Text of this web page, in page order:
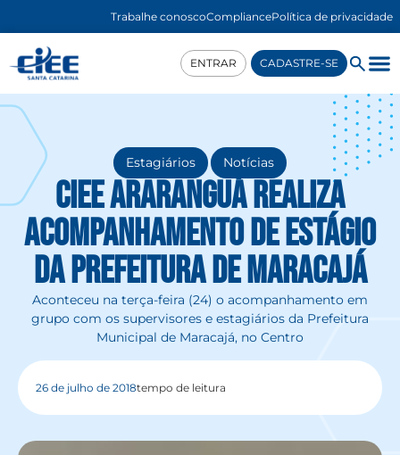
Trabalhe conoscoCompliancePolítica de privacidade
ENTRAR CADASTRE-SE
Estagiários , Notícias
CIEE Araranguá realiza
acompanhamento de estágio
da Prefeitura de Maracajá
Aconteceu na terça-feira (24) o acompanhamento em
grupo com os supervisores e estagiários da Prefeitura
Municipal de Maracajá, no Centro
26 de julho de 2018tempo de leitura